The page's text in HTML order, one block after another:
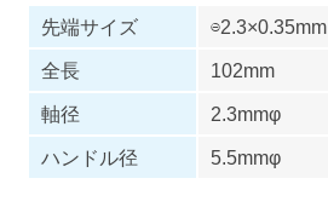
先端サイズ
⊖2.3×0.35mm
全長
102mm
軸径
2.3mmφ
ハンドル径
5.5mmφ